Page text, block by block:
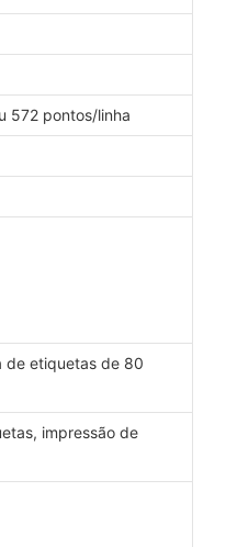
572 pontos/linha
de etiquetas de 80
impressão de